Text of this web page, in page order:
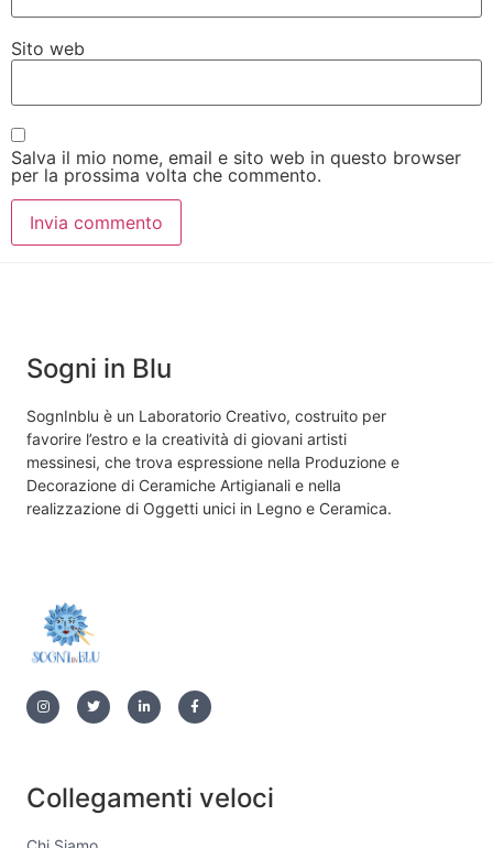
Sito web
Salva il mio nome, email e sito web in questo browser
per la prossima volta che commento.
Sogni in Blu
SognInblu è un Laboratorio Creativo, costruito per
favorire l’estro e la creatività di giovani artisti
messinesi, che trova espressione nella Produzione e
Decorazione di Ceramiche Artigianali e nella
realizzazione di Oggetti unici in Legno e Ceramica.
Collegamenti veloci